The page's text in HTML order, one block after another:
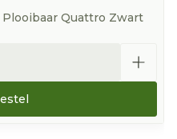
Quattro Zwart